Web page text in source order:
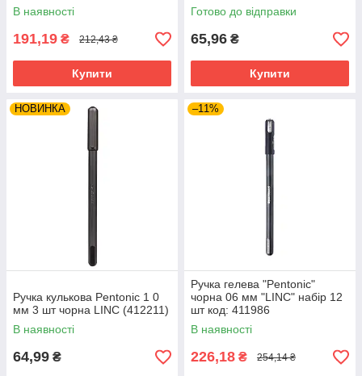
В наявності
191,19 ₴ 212,43 ₴
Купити
Готово до відправки
65,96 ₴
Купити
НОВИНКА
Ручка кулькова Pentonic 1 0
мм 3 шт чорна LINC (412211)
В наявності
64,99 ₴
–11%
Ручка гелева "Pentonic"
чорна 06 мм "LINC" набір 12
шт код: 411986
В наявності
226,18 ₴ 254,14 ₴